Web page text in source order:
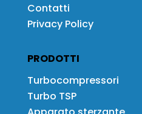
Contatti
Privacy Policy
PRODOTTI
Turbocompressori
Turbo TSP